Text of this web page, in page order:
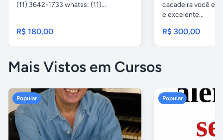
(11) 3642-1733 whatss: (11)...
R$ 180,00
cacadeira você
e excelente...
R$ 300,00
Mais Vistos em Cursos
Popular Popular